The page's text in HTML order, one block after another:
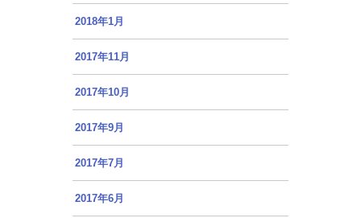
2018年1月
2017年11月
2017年10月
2017年9月
2017年7月
2017年6月